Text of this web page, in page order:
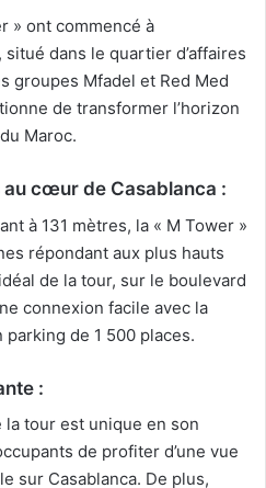
» ont commencé à
dans le quartier d’affaires
groupes Mfadel et Red Med
de transformer l’horizon
Maroc.
cœur de Casablanca :
à 131 mètres, la « M Tower »
répondant aux plus hauts
de la tour, sur le boulevard
connexion facile avec la
parking de 1 500 places.
:
la tour est unique en son
de profiter d’une vue
sur Casablanca. De plus,